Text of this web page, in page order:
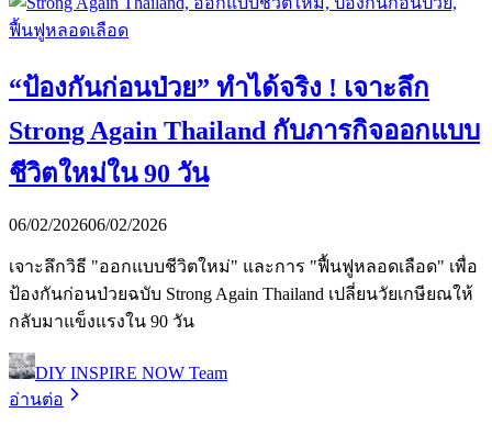
“ป้องกันก่อนป่วย” ทำได้จริง ! เจาะลึก
Strong Again Thailand กับภารกิจออกแบบ
ชีวิตใหม่ใน 90 วัน
06/02/202606/02/2026
เจาะลึกวิธี "ออกแบบชีวิตใหม่" และการ "ฟื้นฟูหลอดเลือด" เพื่อ
ป้องกันก่อนป่วยฉบับ Strong Again Thailand เปลี่ยนวัยเกษียณให้
กลับมาแข็งแรงใน 90 วัน
DIY INSPIRE NOW Team
อ่านต่อ